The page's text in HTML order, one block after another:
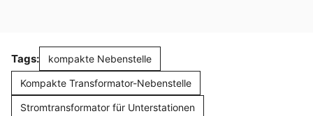
Tags: kompakte Nebenstelle
Kompakte Transformator-Nebenstelle
Stromtransformator für Unterstationen